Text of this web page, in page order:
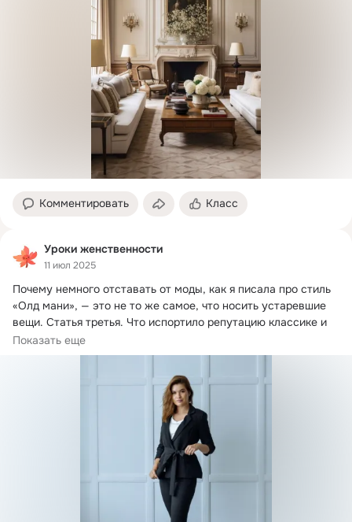
Комментировать Класс
Уроки женственности
11 июл 2025
Почему немного отставать от моды, как я писала про стиль
«Олд мани», — это не то же самое, что носить устаревшие
вещи. Статья третья. Что испортило репутацию классике и
почему ее не стоит бояться.
Показать еще